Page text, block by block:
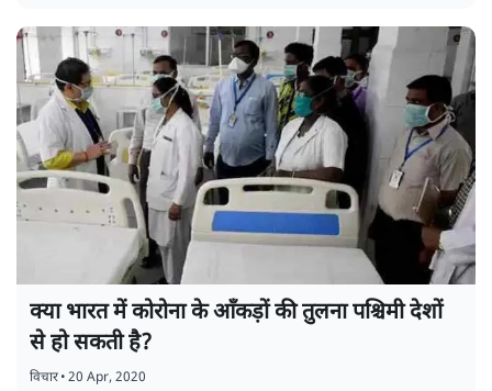
क्या भारत में कोरोना के आँकड़ों की तुलना पश्चिमी देशों
से हो सकती है?
विचार•20 Apr, 2020